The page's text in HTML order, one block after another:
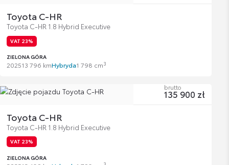
Toyota C-HR
Toyota C-HR 1.8 Hybrid Executive
VAT 23%
ZIELONA GÓRA
202513 796 kmHybryda1 798 cm3
Toyota C-HR
Toyota C-HR 1.8 Hybrid Executive
VAT 23%
ZIELONA GÓRA
brutto
135 900 zł